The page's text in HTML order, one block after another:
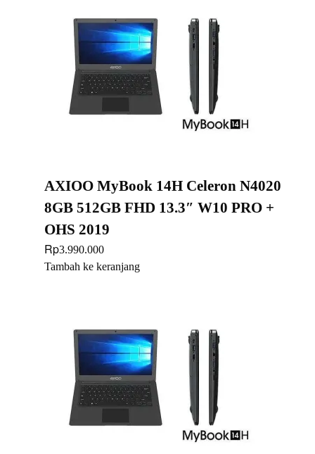
AXIOO MyBook 14H Celeron N4020
8GB 512GB FHD 13.3″ W10 PRO +
OHS 2019
Rp3.990.000
Tambah ke keranjang